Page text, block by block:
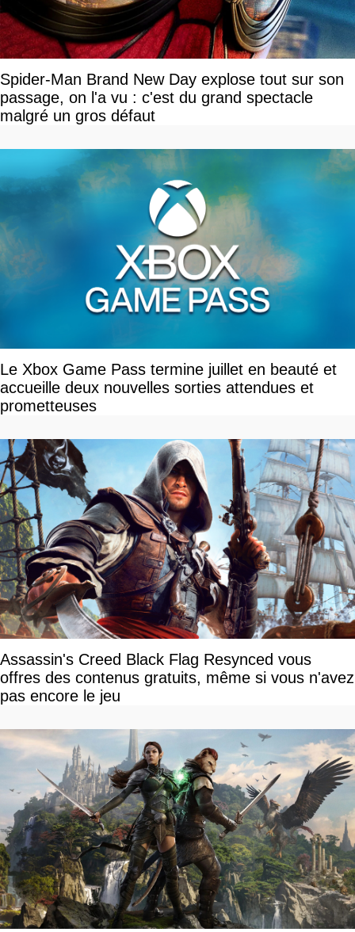
Spider-Man Brand New Day explose tout sur son
passage, on l'a vu : c'est du grand spectacle
malgré un gros défaut
Le Xbox Game Pass termine juillet en beauté et
accueille deux nouvelles sorties attendues et
prometteuses
Assassin's Creed Black Flag Resynced vous
offres des contenus gratuits, même si vous n'avez
pas encore le jeu